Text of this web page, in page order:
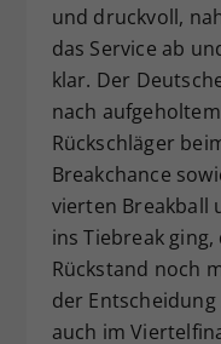
und druckvoll,
das Service ab
klar. Der
nach
Rückschläger
Breakchance
vierten Breakball
ins Tiebreak
Rückstand noch
der
auch im